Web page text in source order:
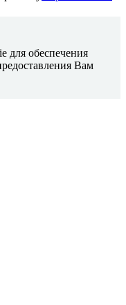
для обеспечения
Вам